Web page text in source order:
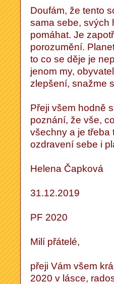
Doufám, že tento
sama sebe, svých
pomáhat. Je
porozumění.
to co se děje je
jenom my,
zlepšení, snažme
Přeji všem hodně
poznání, že vše,
všechny a je třeba
ozdravení sebe i
Helena Čapková
31.12.2019
PF 2020
Milí přátelé,
přeji Vám všem
2020 v lásce,